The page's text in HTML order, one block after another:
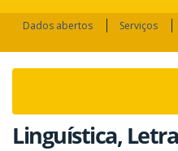
Dados abertos Serviços
Linguística,